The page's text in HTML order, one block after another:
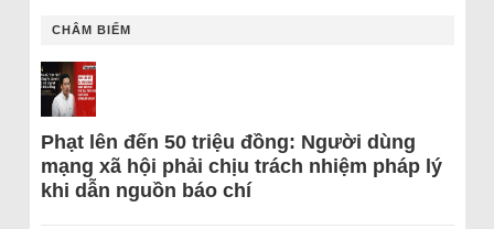
CHÂM BIẾM
Phạt lên đến 50 triệu đồng: Người dùng
mạng xã hội phải chịu trách nhiệm pháp lý
khi dẫn nguồn báo chí